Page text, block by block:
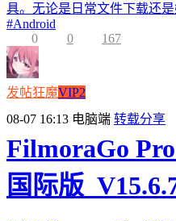
具。无论是日常文件下载还
#Android
0
0 167
发帖狂魔VIP2
08-07 16:13 电脑端 转载分享
FilmoraGo
国际版